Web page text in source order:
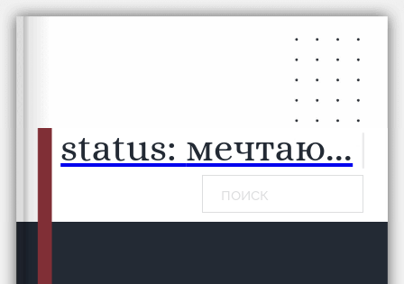
Перейти к основному содержанию
Перейти к нижнему колонтитулу
status: мечтаю.|
Поиск